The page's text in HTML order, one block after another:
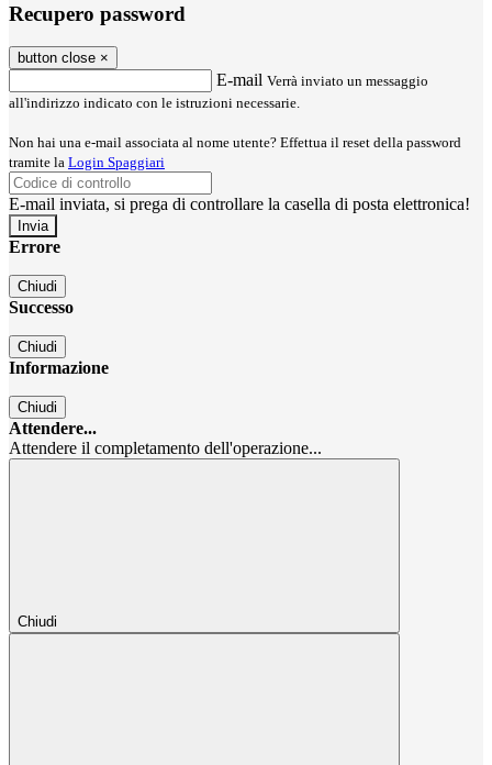
Recupero password
button close ×
E-mail Verrà inviato un messaggio
all'indirizzo indicato con le istruzioni necessarie.
Non hai una e-mail associata al nome utente? Effettua il reset della password
tramite la Login Spaggiari
E-mail inviata, si prega di controllare la casella di posta elettronica!
Errore
Chiudi
Successo
Chiudi
Informazione
Chiudi
Attendere...
Attendere il completamento dell'operazione...
Chiudi